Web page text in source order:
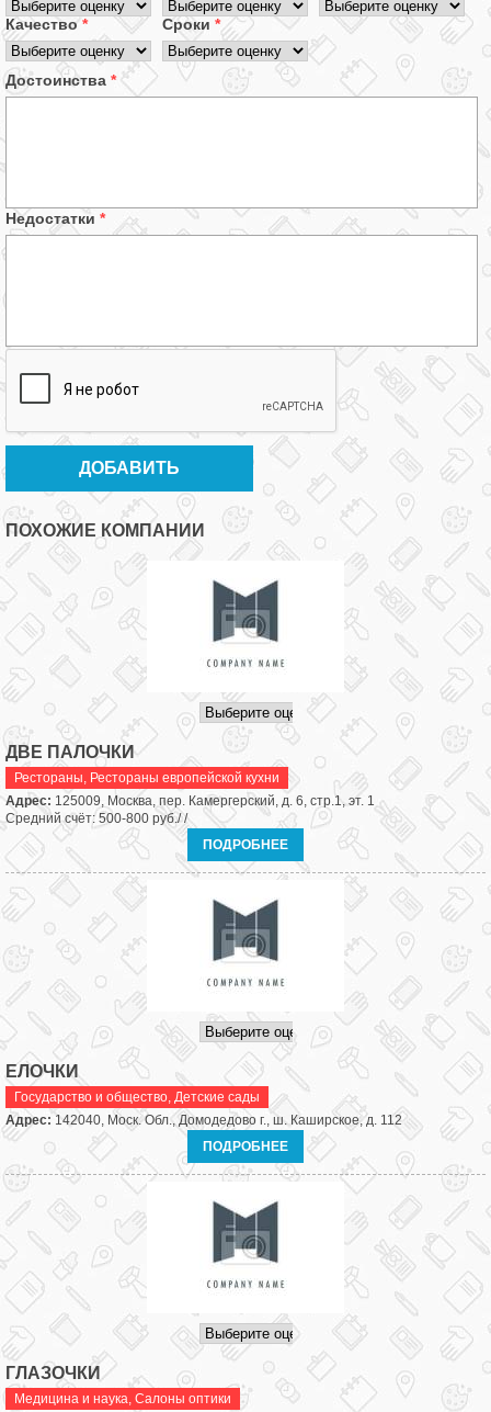
Качество* Сроки *
Достоинства *
Недостатки *
ПОХОЖИЕ КОМПАНИИ
ДВЕ ПАЛОЧКИ
Рестораны, Рестораны европейской кухни
Адрес: 125009, Москва, пер. Камергерский, д. 6, стр.1, эт. 1
Средний счёт: 500-800 руб./ /
ПОДРОБНЕЕ
ЕЛОЧКИ
Государство и общество, Детские сады
Адрес: 142040, Моск. Обл., Домодедово г., ш. Каширское, д. 112
ПОДРОБНЕЕ
ГЛАЗОЧКИ
Медицина и наука, Салоны оптики